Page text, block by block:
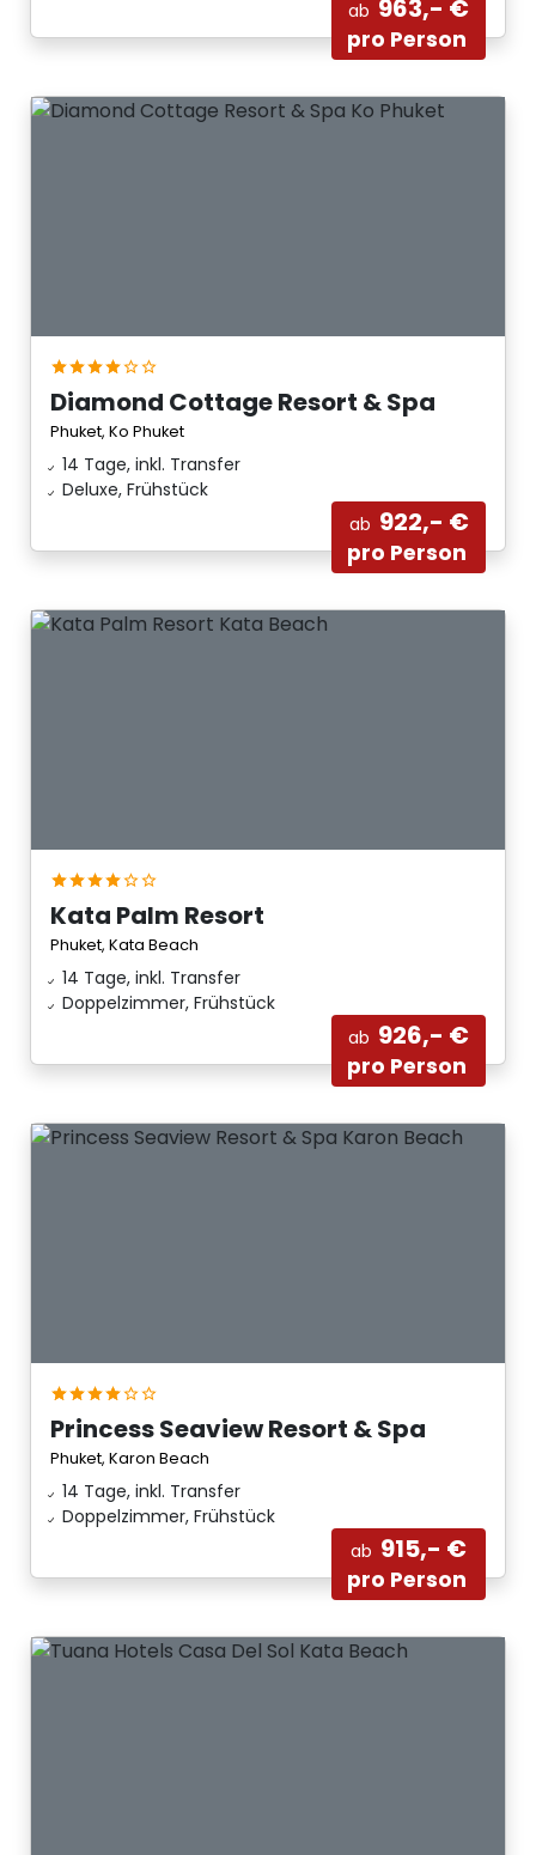
ab 963,- €
pro Person
Diamond Cottage Resort & Spa
Phuket, Ko Phuket
14 Tage, inkl. Transfer
Deluxe, Frühstück
ab 922,- €
pro Person
Kata Palm Resort
Phuket, Kata Beach
14 Tage, inkl. Transfer
Doppelzimmer, Frühstück
ab 926,- €
pro Person
Princess Seaview Resort & Spa
Phuket, Karon Beach
14 Tage, inkl. Transfer
Doppelzimmer, Frühstück
ab 915,- €
pro Person